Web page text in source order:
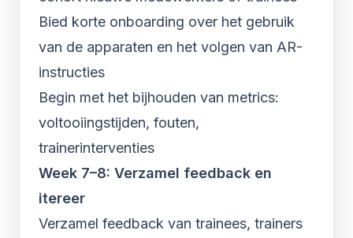
Bied korte onboarding over het gebruik
van de apparaten en het volgen van AR-
instructies
Begin met het bijhouden van metrics:
voltooiingstijden, fouten,
trainerinterventies
Week 7–8: Verzamel feedback en
itereer
Verzamel feedback van trainees, trainers